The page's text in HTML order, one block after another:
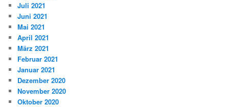
Juli 2021
Juni 2021
Mai 2021
April 2021
März 2021
Februar 2021
Januar 2021
Dezember 2020
November 2020
Oktober 2020